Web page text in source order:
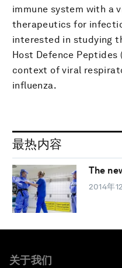
immune system with a
therapeutics for
interested in studying
Host Defence Peptides
context of viral
influenza.
最热内容
The
2014年
关于我们